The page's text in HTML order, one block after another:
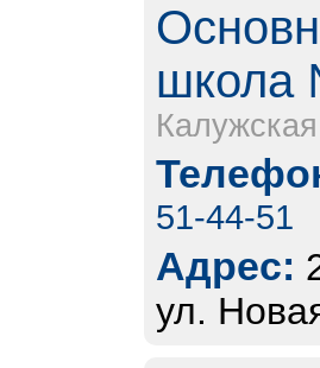
школа
51-44-51
Адрес:
ул.